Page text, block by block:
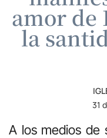
amor de
la
31
A los medios de